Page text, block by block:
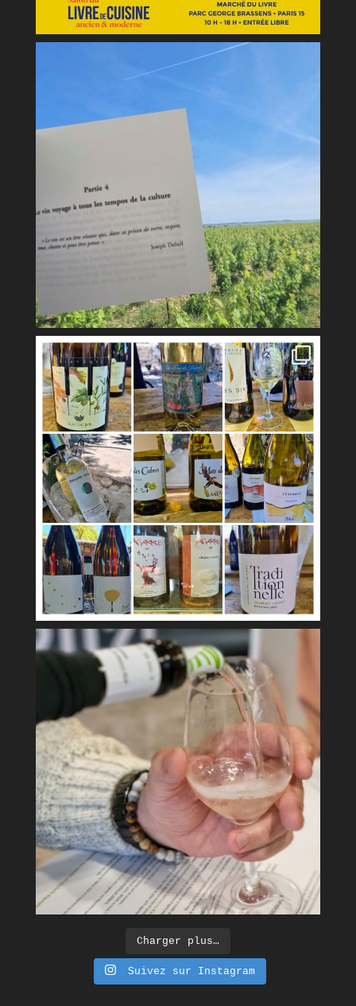
Charger plus…
Suivez sur Instagram